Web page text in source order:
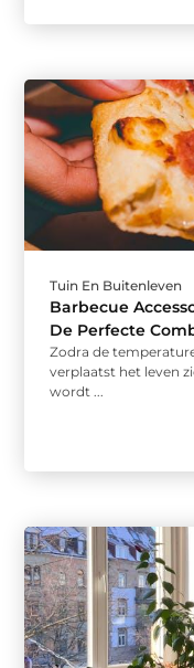
Tuin En Buitenleven
Barbecue
De Perfecte
Zodra de
verplaatst het leven
wordt ...